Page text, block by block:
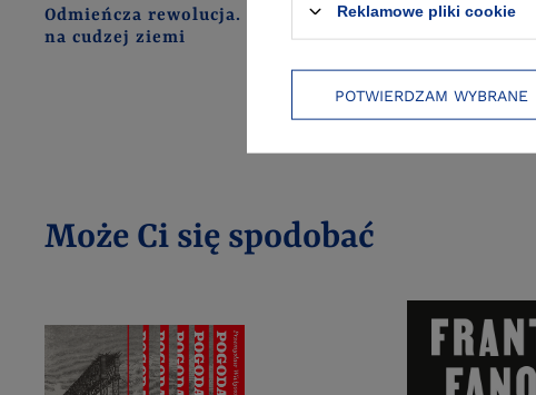
Odmieńcza rewolucja. Performans
na cudzej ziemi
Nie dać się
Może Ci się spodobać
Reklamowe pliki cookie
POTWIERDZAM WYBRANE